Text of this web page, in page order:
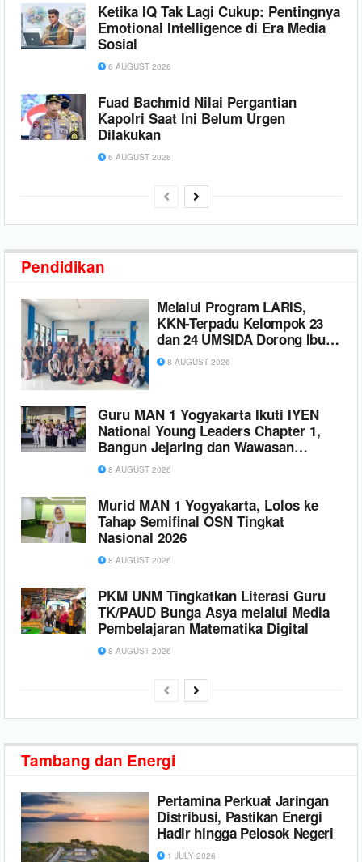
Ketika IQ Tak Lagi Cukup: Pentingnya
Emotional Intelligence di Era Media
Sosial
6 AUGUST 2026
Fuad Bachmid Nilai Pergantian
Kapolri Saat Ini Belum Urgen
Dilakukan
6 AUGUST 2026
Pendidikan
Melalui Program LARIS,
KKN-Terpadu Kelompok 23
dan 24 UMSIDA Dorong Ibu-
Ibu Aisyiyah Manfaatkan
Kreativitas Menjadi Peluang
8 AUGUST 2026
Guru MAN 1 Yogyakarta Ikuti IYEN
National Young Leaders Chapter 1,
Bangun Jejaring dan Wawasan
Kepemimpinan
8 AUGUST 2026
Murid MAN 1 Yogyakarta, Lolos ke
Tahap Semifinal OSN Tingkat
Nasional 2026
8 AUGUST 2026
PKM UNM Tingkatkan Literasi Guru
TK/PAUD Bunga Asya melalui Media
Pembelajaran Matematika Digital
8 AUGUST 2026
Tambang dan Energi
Pertamina Perkuat Jaringan
Distribusi, Pastikan Energi
Hadir hingga Pelosok Negeri
1 JULY 2026